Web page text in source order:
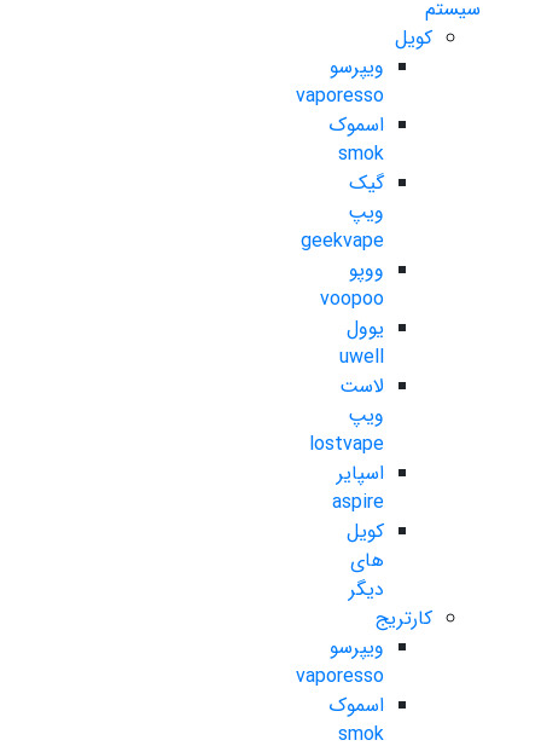
سیستم
کویل
ویپرسو
vaporesso
اسموک
smok
گیک
ویپ
geekvape
ووپو
voopoo
یوول
uwell
لاست
ویپ
lostvape
اسپایر
aspire
کویل
های
دیگر
کارتریج
ویپرسو
vaporesso
اسموک
smok